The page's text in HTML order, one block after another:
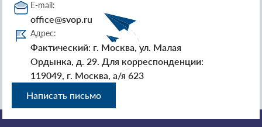
E-mail:
office@svop.ru
Адрес:
Фактический: г. Москва, ул. Малая
Ордынка, д. 29. Для корреспонденции:
119049, г. Москва, а/я 623
Написать письмо